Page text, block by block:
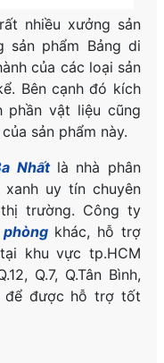
nhiều xưởng sản
sản phẩm Bảng di
của các loại sản
Bên cạnh đó kích
phần vật liệu cũng
sản phẩm này.
Nhấtlà nhà phân
uy tín chuyên
trường. Công ty
khác, hỗ trợ
khu vực tp.HCM
Q.7, Q.Tân Bình,
để được hỗ trợ tốt